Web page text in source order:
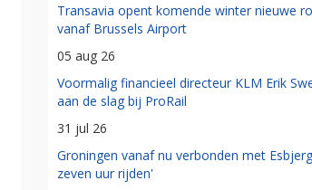
Transavia opent komende winter nieuwe
vanaf Brussels Airport
05 aug 26
Voormalig financieel directeur KLM Erik
aan de slag bij ProRail
31 jul 26
Groningen vanaf nu verbonden met
zeven uur rijden'